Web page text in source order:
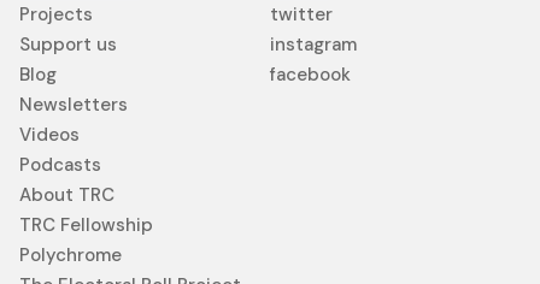
Projects
Support us
Blog
Newsletters
Videos
Podcasts
About TRC
TRC Fellowship
Polychrome
twitter
instagram
facebook